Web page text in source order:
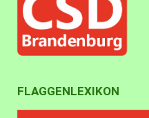
FLAGGENLEXIKON